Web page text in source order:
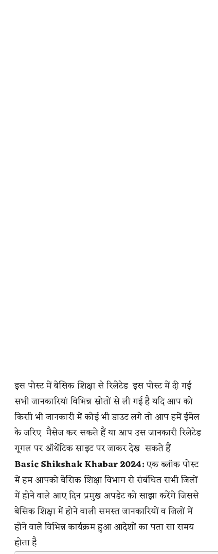
इस पोस्ट में बेसिक शिक्षा से रिलेटेड इस पोस्ट में दी गई
सभी जानकारियां विभिन्न स्रोतों से ली गई है यदि आप को
किसी भी जानकारी में कोई भी डाउट लगे तो आप हमें ईमेल
के जरिए मैसेज कर सकते हैं या आप उस जानकारी रिलेटेड
गूगल पर ऑथेंटिक साइट पर जाकर देख सकते हैं
Basic Shikshak Khabar 2024:एक ब्लॉक पोस्ट
में हम आपको बेसिक शिक्षा विभाग से संबंधित सभी जिलों
में होने वाले आए दिन प्रमुख अपडेट को साझा करेंगे जिससे
बेसिक शिक्षा में होने वाली समस्त जानकारियों व जिलों में
होने वाले विभिन्न कार्यक्रम हुआ आदेशों का पता सा समय
होता है